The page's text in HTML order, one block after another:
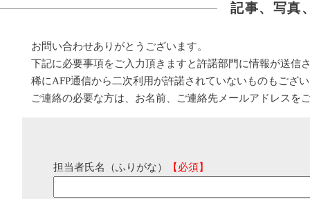
記事、写真
お問い合わせありがとうございます。
下記に必要事項をご入力頂きますと許諾部門に情報が送信
稀にAFP通信から二次利用が許諾されていないものもござ
ご連絡の必要な方は、お名前、ご連絡先メールアドレスを
担当者氏名（ふりがな） 【必須】